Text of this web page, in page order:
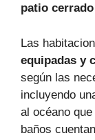
patio
Las
equipadas y
según las
incluyendo
al océano
baños